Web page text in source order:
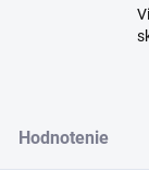
Hodnotenie